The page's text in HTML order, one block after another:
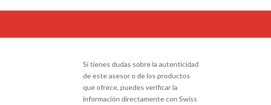
Si tienes dudas sobre la autenticidad
de este asesor o de los productos
que ofrece, puedes verificar la
información directamente con Swiss